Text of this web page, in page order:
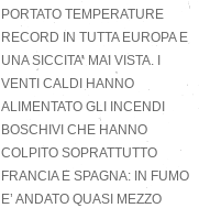
PORTATO TEMPERATURE
RECORD IN TUTTA EUROPA E
UNA SICCITA’ MAI VISTA. I
VENTI CALDI HANNO
ALIMENTATO GLI INCENDI
BOSCHIVI CHE HANNO
COLPITO SOPRATTUTTO
FRANCIA E SPAGNA: IN FUMO
E’ ANDATO QUASI MEZZO